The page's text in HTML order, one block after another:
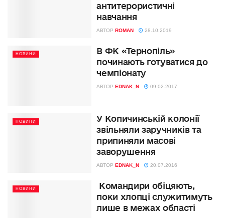
антитерористичні
навчання
АВТОР ROMAN 28.10.2019
НОВИНИ
В ФК «Тернопіль»
починають готуватися до
чемпіонату
АВТОР EDNAK_N 09.02.2017
НОВИНИ
У Копичинській колонії
звільняли заручників та
припиняли масові
заворушення
АВТОР EDNAK_N 20.07.2016
НОВИНИ
Командири обіцяють,
поки хлопці служитимуть
лише в межах області